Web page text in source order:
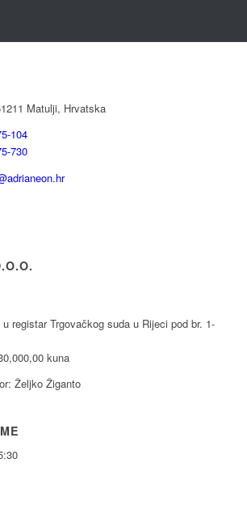
Matulji, Hrvatska
104
730
registar Trgovačkog suda u Rijeci pod br. 1-
kuna
Željko Žiganto